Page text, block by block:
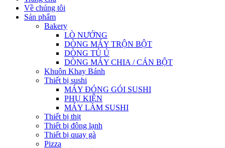
Về chúng tôi
Sản phẩm
Bakery
LÒ NƯỚNG
DÒNG MÁY TRỘN BỘT
DÒNG TỦ Ủ
DÒNG MÁY CHIA / CÁN BỘT
Khuôn Khay Bánh
Thiết bị sushi
MÁY ĐÓNG GÓI SUSHI
PHỤ KIỆN
MÁY LÀM SUSHI
Thiết bị thịt
Thiết bị đông lạnh
Thiết bị quay gà
Pizza